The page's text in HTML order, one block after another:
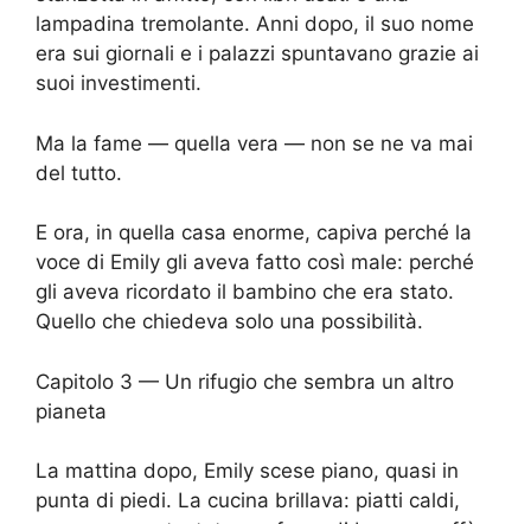
lampadina tremolante. Anni dopo, il suo nome
era sui giornali e i palazzi spuntavano grazie ai
suoi investimenti.
Ma la fame — quella vera — non se ne va mai
del tutto.
E ora, in quella casa enorme, capiva perché la
voce di Emily gli aveva fatto così male: perché
gli aveva ricordato il bambino che era stato.
Quello che chiedeva solo una possibilità.
Capitolo 3 — Un rifugio che sembra un altro
pianeta
La mattina dopo, Emily scese piano, quasi in
punta di piedi. La cucina brillava: piatti caldi,